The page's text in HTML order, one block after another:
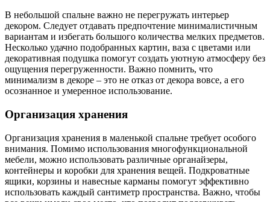
В небольшой спальне важно не перегружать интерьер
декором. Следует отдавать предпочтение минималистичным
вариантам и избегать большого количества мелких предметов.
Несколько удачно подобранных картин, ваза с цветами или
декоративная подушка помогут создать уютную атмосферу без
ощущения перегруженности. Важно помнить, что
минимализм в декоре – это не отказ от декора вовсе, а его
осознанное и умеренное использование.
Организация хранения
Организация хранения в маленькой спальне требует особого
внимания. Помимо использования многофункциональной
мебели, можно использовать различные органайзеры,
контейнеры и коробки для хранения вещей. Подкроватные
ящики, корзины и навесные карманы помогут эффективно
использовать каждый сантиметр пространства. Важно, чтобы